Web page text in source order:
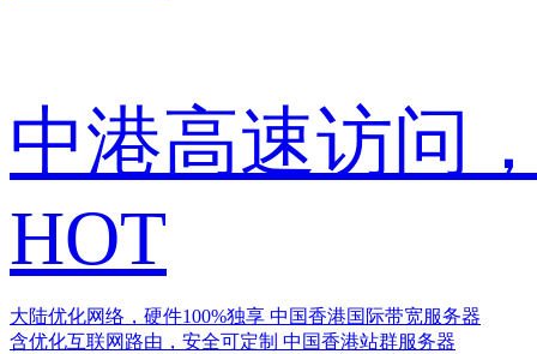
中港高速访问
HOT
大陆优化网络，硬件100%独享 中国香港国际带宽服务器
含优化互联网路由，安全可定制 中国香港站群服务器